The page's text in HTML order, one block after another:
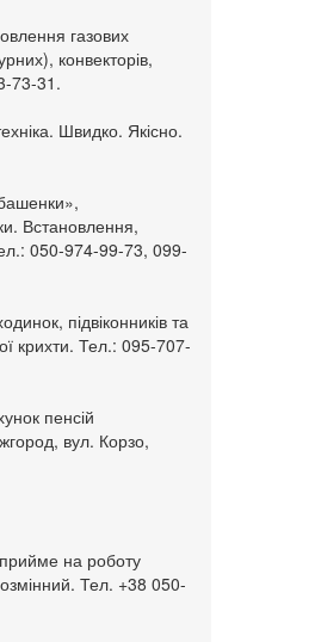
газових
конвекторів,
73-31.
Швидко. Якісно.
Встановлення,
050-974-99-73, 099-
підвіконників та
крихти. Тел.: 095-707-
пенсій
вул. Корзо,
на роботу
Тел. +38 050-